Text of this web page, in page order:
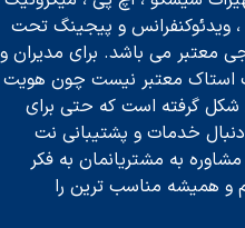
، ویدئوکنفرانس و پیجینگ تحت
معتبر می باشد. برای مدیران و
استاک معتبر نیست چون هویت
شکل گرفته است که حتی برای
خدمات و پشتیبانی نت
به مشتریانمان به فکر
و همیشه مناسب ترین را